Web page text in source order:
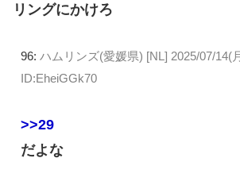
リングにかけろ
96: ハムリンズ(愛媛県) [NL] 2025/07/14(
ID:EheiGGk70
>>29
だよな